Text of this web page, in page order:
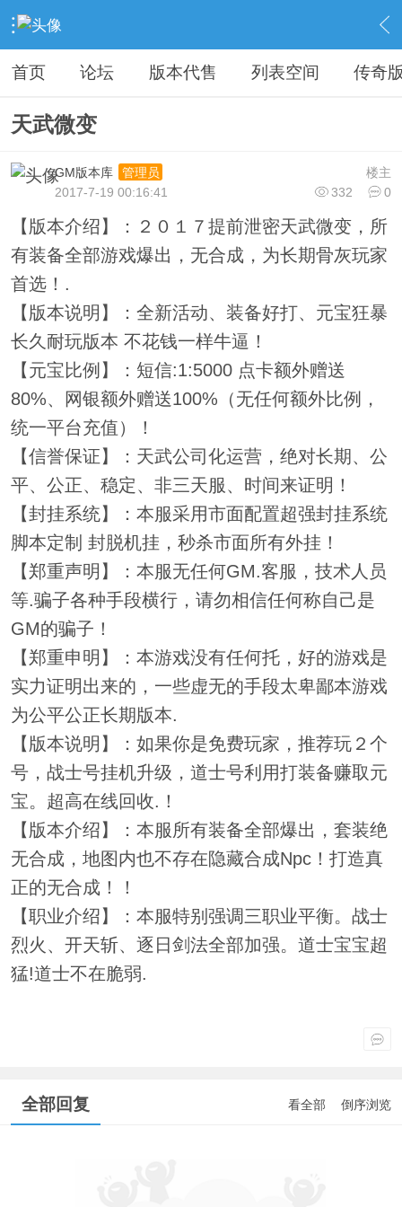
› 教程广告专区 › 广告专区 › 内容
首页 论坛 版本代售 列表空间 传奇
天武微变
楼主
GM版本库
管理员
332
0
2017-7-19 00:16:41
【版本介绍】：２０１７提前泄密天武微变，所
有装备全部游戏爆出，无合成，为长期骨灰玩家
首选！.
【版本说明】：全新活动、装备好打、元宝狂暴
长久耐玩版本 不花钱一样牛逼！
【元宝比例】：短信:1:5000 点卡额外赠送
80%、网银额外赠送100%（无任何额外比例，
统一平台充值）！
【信誉保证】：天武公司化运营，绝对长期、公
平、公正、稳定、非三天服、时间来证明！
【封挂系统】：本服采用市面配置超强封挂系统
脚本定制 封脱机挂，秒杀市面所有外挂！
【郑重声明】：本服无任何GM.客服，技术人员
等.骗子各种手段横行，请勿相信任何称自己是
GM的骗子！
【郑重申明】：本游戏没有任何托，好的游戏是
实力证明出来的，一些虚无的手段太卑鄙本游戏
为公平公正长期版本.
【版本说明】：如果你是免费玩家，推荐玩２个
号，战士号挂机升级，道士号利用打装备赚取元
宝。超高在线回收.！
【版本介绍】：本服所有装备全部爆出，套装绝
无合成，地图内也不存在隐藏合成Npc！打造真
正的无合成！！
【职业介绍】：本服特别强调三职业平衡。战士
烈火、开天斩、逐日剑法全部加强。道士宝宝超
猛!道士不在脆弱.
全部回复 看全部 倒序浏览